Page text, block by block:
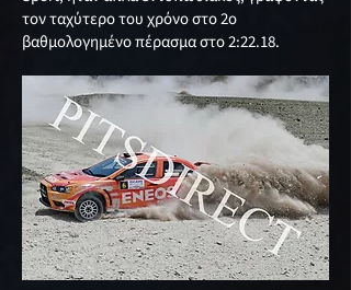
τον ταχύτερο του χρόνο στο 2ο
βαθμολογημένο πέρασμα στο 2:22.18.